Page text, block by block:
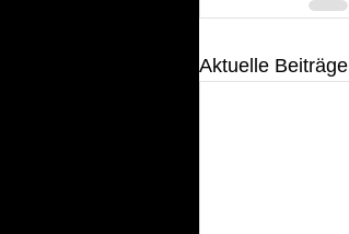
Aktuelle Beiträge